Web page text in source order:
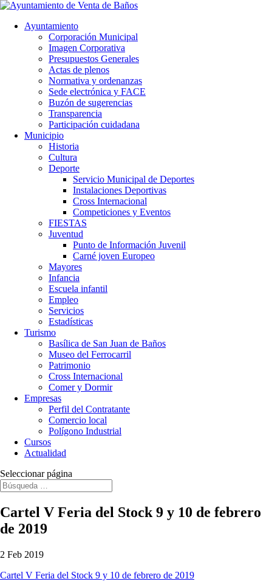
Ayuntamiento
Corporación Municipal
Imagen Corporativa
Presupuestos Generales
Actas de plenos
Normativa y ordenanzas
Sede electrónica y FACE
Buzón de sugerencias
Transparencia
Participación cuidadana
Municipio
Historia
Cultura
Deporte
Servicio Municipal de Deportes
Instalaciones Deportivas
Cross Internacional
Competiciones y Eventos
FIESTAS
Juventud
Punto de Información Juvenil
Carné joven Europeo
Mayores
Infancia
Escuela infantil
Empleo
Servicios
Estadísticas
Turismo
Basílica de San Juan de Baños
Museo del Ferrocarril
Patrimonio
Cross Internacional
Comer y Dormir
Empresas
Perfil del Contratante
Comercio local
Polígono Industrial
Cursos
Actualidad
Seleccionar página
Cartel V Feria del Stock 9 y 10 de febrero
de 2019
2 Feb 2019
Cartel V Feria del Stock 9 y 10 de febrero de 2019